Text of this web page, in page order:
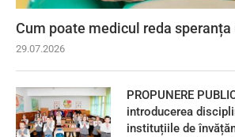
Cum poate medicul reda
29.07.2026
PROPUNERE
introducerea
instituțiile de